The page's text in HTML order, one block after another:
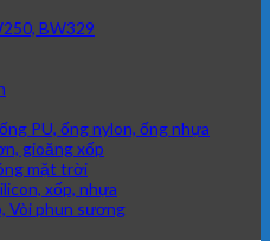
BW329
PU, ống nylon, ống nhựa
gioăng xốp
mặt trời
xốp, nhựa
Vòi phun sương